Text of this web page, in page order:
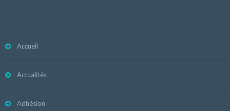
Accueil
Actualités
Adhésion